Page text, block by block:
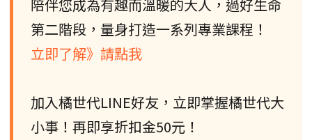
陪伴您成為有趣而溫暖的大人，過好生命
第二階段，量身打造一系列專業課程！
立即了解》請點我
加入橘世代LINE好友，立即掌握橘世代大
小事！再即享折扣金50元！